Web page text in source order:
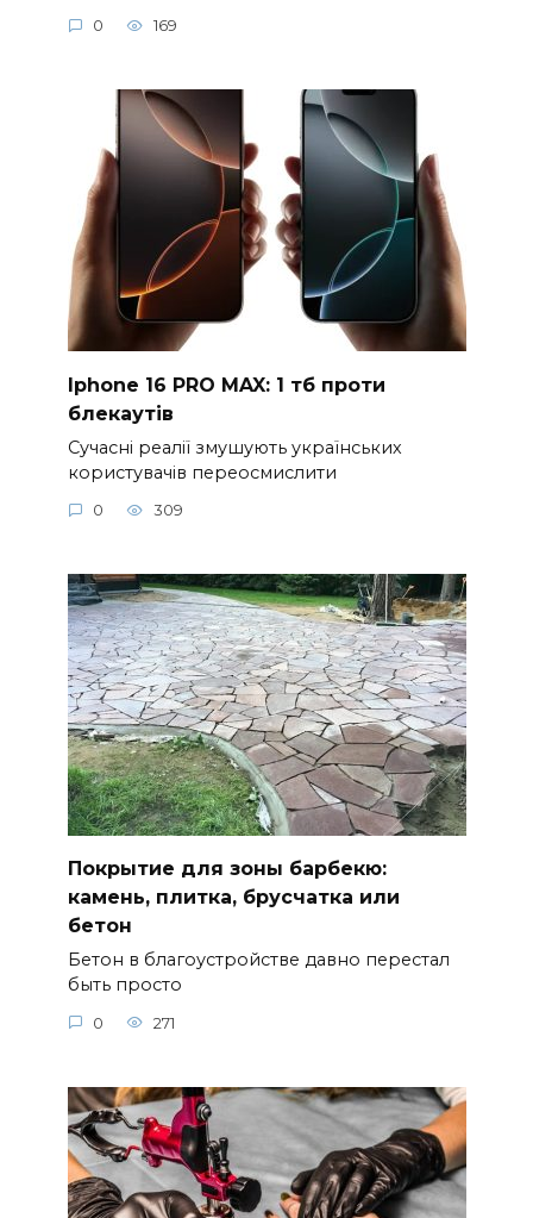
0 169
Iphone 16 PRO MAX: 1 тб проти
блекаутів
Сучасні реалії змушують українських
користувачів переосмислити
0 309
Покрытие для зоны барбекю:
камень, плитка, брусчатка или
бетон
Бетон в благоустройстве давно перестал
быть просто
0 271